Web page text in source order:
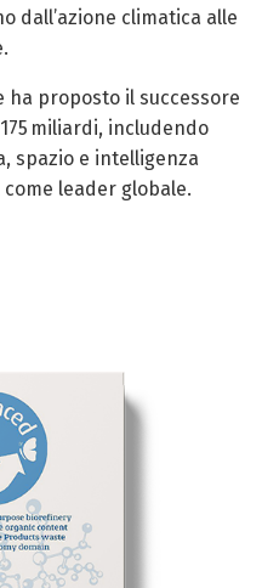
dall’azione climatica alle
ha proposto il successore
miliardi, includendo
spazio e intelligenza
leader globale.